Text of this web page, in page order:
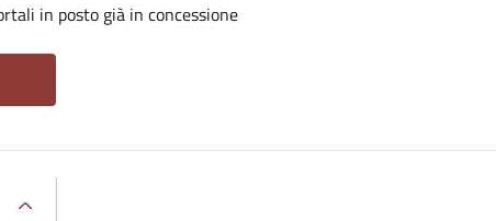
in posto già in concessione